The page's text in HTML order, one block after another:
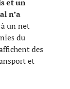
et un
n’a
un net
du
des
et